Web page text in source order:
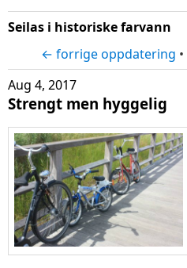
Seilas i historiske farvann
← forrige oppdatering •
Aug 4, 2017
Strengt men hyggelig